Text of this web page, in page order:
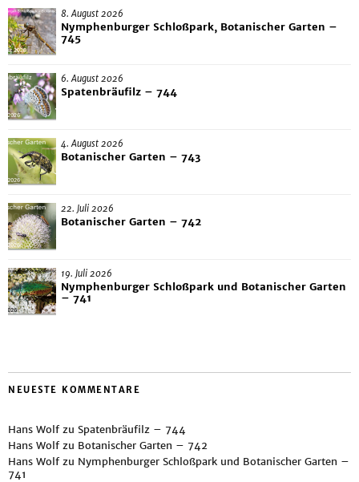
8. August 2026
Nymphenburger Schloßpark, Botanischer Garten –
745
6. August 2026
Spatenbräufilz – 744
4. August 2026
Botanischer Garten – 743
22. Juli 2026
Botanischer Garten – 742
19. Juli 2026
Nymphenburger Schloßpark und Botanischer Garten
– 741
NEUESTE KOMMENTARE
Hans Wolf zu Spatenbräufilz – 744
Hans Wolf zu Botanischer Garten – 742
Hans Wolf zu Nymphenburger Schloßpark und Botanischer Garten –
741